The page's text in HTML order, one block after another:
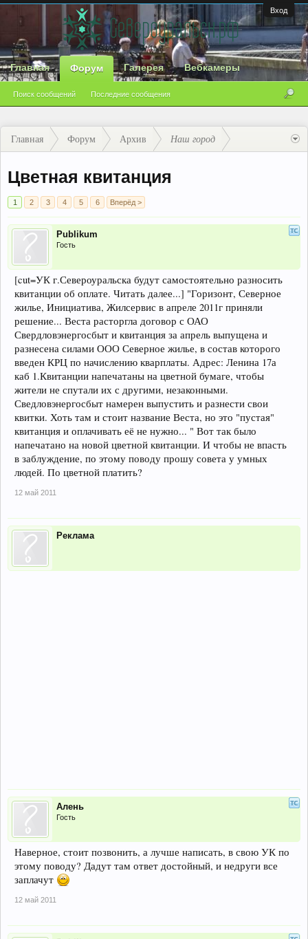
Вход
Главная Форум
Поиск сообщений Последние сообщения
Галерея Вебкамеры
Главная Форум Архив Наш город
Цветная квитанция
1 2 3 4 5 6 Вперёд >
Publikum
Гость
[cut=УК г.Североуральска будут самостоятельно разносить
квитанции об оплате. Читать далее...] "Горизонт, Северное
жилье, Инициатива, Жилсервис в апреле 2011г приняли
решение... Веста расторгла договор с ОАО
Свердловэнергосбыт и квитанция за апрель выпущена и
разнесена силами ООО Северное жилье, в состав которого
введен КРЦ по начислению кварплаты. Адрес: Ленина 17а
каб 1.Квитанции напечатаны на цветной бумаге, чтобы
жители не спутали их с другими, незаконными.
Сведловэнергосбыт намерен выпустить и разнести свои
квитки. Хоть там и стоит название Веста, но это "пустая"
квитанция и оплачивать её не нужно... " Вот так было
напечатано на новой цветной квитанции. И чтобы не впасть
в заблуждение, по этому поводу прошу совета у умных
людей. По цветной платить?
12 май 2011
Реклама
Алень
Гость
Наверное, стоит позвонить, а лучше написать, в свою УК по
этому поводу? Дадут там ответ достойный, и недруги все
заплачут
12 май 2011